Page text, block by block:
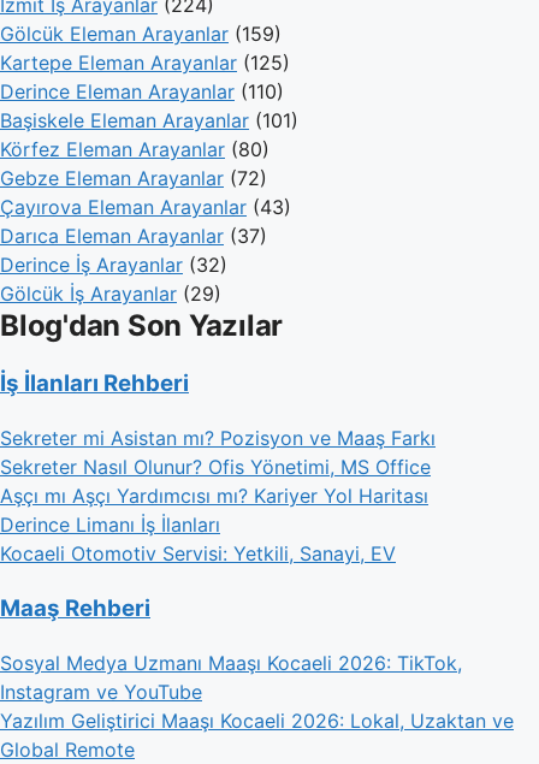
Gölcük Eleman Arayanlar (159)
Kartepe Eleman Arayanlar (125)
Derince Eleman Arayanlar (110)
Başiskele Eleman Arayanlar (101)
Körfez Eleman Arayanlar (80)
Gebze Eleman Arayanlar (72)
Çayırova Eleman Arayanlar (43)
Darıca Eleman Arayanlar (37)
Derince İş Arayanlar (32)
Gölcük İş Arayanlar (29)
Blog'dan Son Yazılar
İş İlanları Rehberi
Sekreter mi Asistan mı? Pozisyon ve Maaş Farkı
Sekreter Nasıl Olunur? Ofis Yönetimi, MS Office
Aşçı mı Aşçı Yardımcısı mı? Kariyer Yol Haritası
Derince Limanı İş İlanları
Kocaeli Otomotiv Servisi: Yetkili, Sanayi, EV
Maaş Rehberi
Sosyal Medya Uzmanı Maaşı Kocaeli 2026: TikTok,
Instagram ve YouTube
Yazılım Geliştirici Maaşı Kocaeli 2026: Lokal, Uzaktan ve
Global Remote